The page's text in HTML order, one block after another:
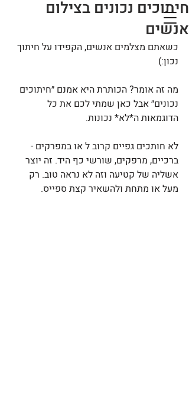
חיתוכים נכונים בצילום
אנשים
כשאתם מצלמים אנשים, הקפידו על חיתוך
נכון:)
מה זה אומר? הכותרת היא אמנם ״חיתוכים
נכונים״ אבל כאן שמתי לכם את כל
הדוגמאות ה*לא* נכונות.
לא חותכים גפיים קרוב ל או במפרקים -
ברכיים, מרפקים, שורשי כף היד. זה יוצר
אשליה של קטיעה וזה לא נראה טוב. רק
מעל או מתחת ולהשאיר קצת ספייס.